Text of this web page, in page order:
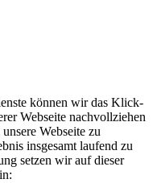
können wir das Klick-
Webseite nachvollziehen
Webseite zu
insgesamt laufend zu
setzen wir auf dieser